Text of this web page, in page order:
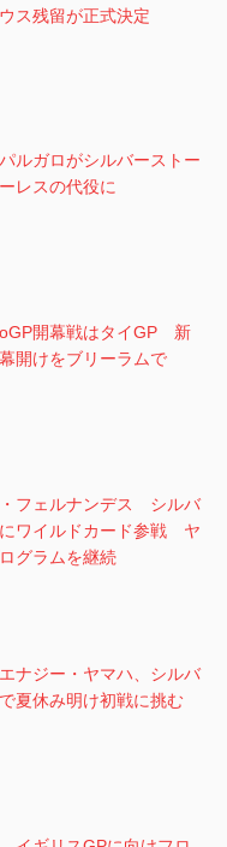
ス残留が正式決定
ルガロがシルバーストー
レスの代役に
開幕戦はタイGP 新
開けをブリーラムで
フェルナンデス シルバ
ワイルドカード参戦 ヤ
グラムを継続
ナジー・ヤマハ、シルバ
夏休み明け初戦に挑む